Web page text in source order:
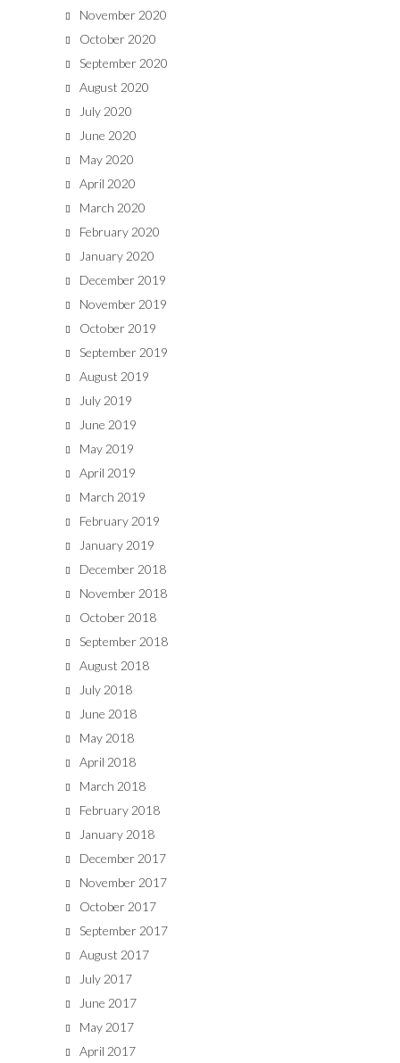
November 2020
October 2020
September 2020
August 2020
July 2020
June 2020
May 2020
April 2020
March 2020
February 2020
January 2020
December 2019
November 2019
October 2019
September 2019
August 2019
July 2019
June 2019
May 2019
April 2019
March 2019
February 2019
January 2019
December 2018
November 2018
October 2018
September 2018
August 2018
July 2018
June 2018
May 2018
April 2018
March 2018
February 2018
January 2018
December 2017
November 2017
October 2017
September 2017
August 2017
July 2017
June 2017
May 2017
April 2017